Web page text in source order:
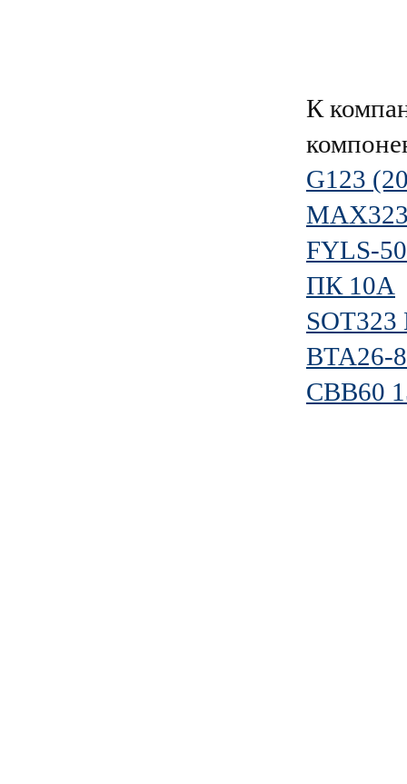
К
G123
FYLS-
ПК 10А
BTA26-
CBB60